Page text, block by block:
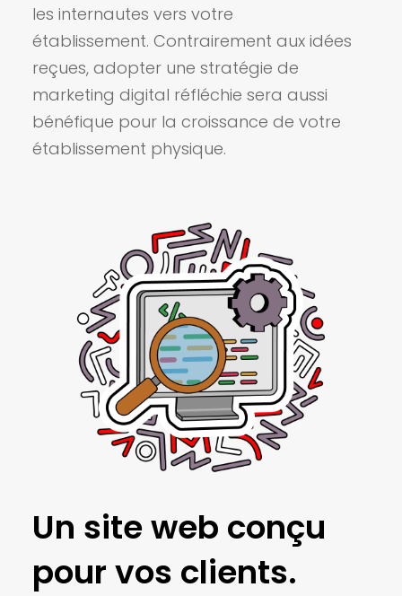
les internautes vers votre
établissement. Contrairement aux idées
reçues, adopter une stratégie de
marketing digital réfléchie sera aussi
bénéfique pour la croissance de votre
établissement physique.
Un site web conçu
pour vos clients.